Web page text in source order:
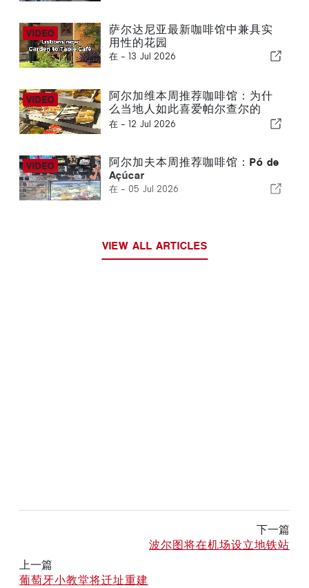
萨尔达尼亚最新咖啡馆中兼具实
用性的花园
在 - 13 Jul 2026
阿尔加维本周推荐咖啡馆：为什
么当地人如此喜爱帕尔查尔的
“Crocante”
在 - 12 Jul 2026
阿尔加夫本周推荐咖啡馆：Pó de
Açúcar
在 - 05 Jul 2026
VIEW ALL ARTICLES
下一篇
波尔图将在机场设立地铁站
上一篇
葡萄牙小教堂将迁址重建